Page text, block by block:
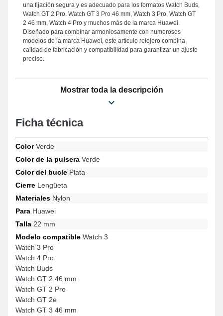
una fijación segura y es adecuado para los formatos Watch Buds,
Watch GT 2 Pro, Watch GT 3 Pro 46 mm, Watch 3 Pro, Watch GT
2 46 mm, Watch 4 Pro y muchos más de la marca Huawei.
Diseñado para combinar armoniosamente con numerosos
modelos de la marca Huawei, este artículo relojero combina
calidad de fabricación y compatibilidad para garantizar un ajuste
preciso.
Mostrar toda la descripción
Ficha técnica
ColorVerde
Color de la pulsera Verde
Color del bucle Plata
Cierre Lengüeta
Materiales Nylon
Para Huawei
Talla 22 mm
Modelo compatible Watch 3
Watch 3 Pro
Watch 4 Pro
Watch Buds
Watch GT 2 46 mm
Watch GT 2 Pro
Watch GT 2e
Watch GT 3 46 mm